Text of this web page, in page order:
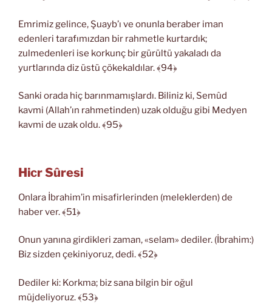
Emrimiz gelince, Şuayb’ı ve onunla beraber iman
edenleri tarafımızdan bir rahmetle kurtardık;
zulmedenleri ise korkunç bir gürültü yakaladı da
yurtlarında diz üstü çökekaldılar. ﴾94﴿
Sanki orada hiç barınmamışlardı. Biliniz ki, Semûd
kavmi (Allah’ın rahmetinden) uzak olduğu gibi Medyen
kavmi de uzak oldu. ﴾95﴿
Hicr Sûresi
Onlara İbrahim’in misafirlerinden (meleklerden) de
haber ver. ﴾51﴿
Onun yanına girdikleri zaman, «selam» dediler. (İbrahim:)
Biz sizden çekiniyoruz, dedi. ﴾52﴿
Dediler ki: Korkma; biz sana bilgin bir oğul
müjdeliyoruz. ﴾53﴿